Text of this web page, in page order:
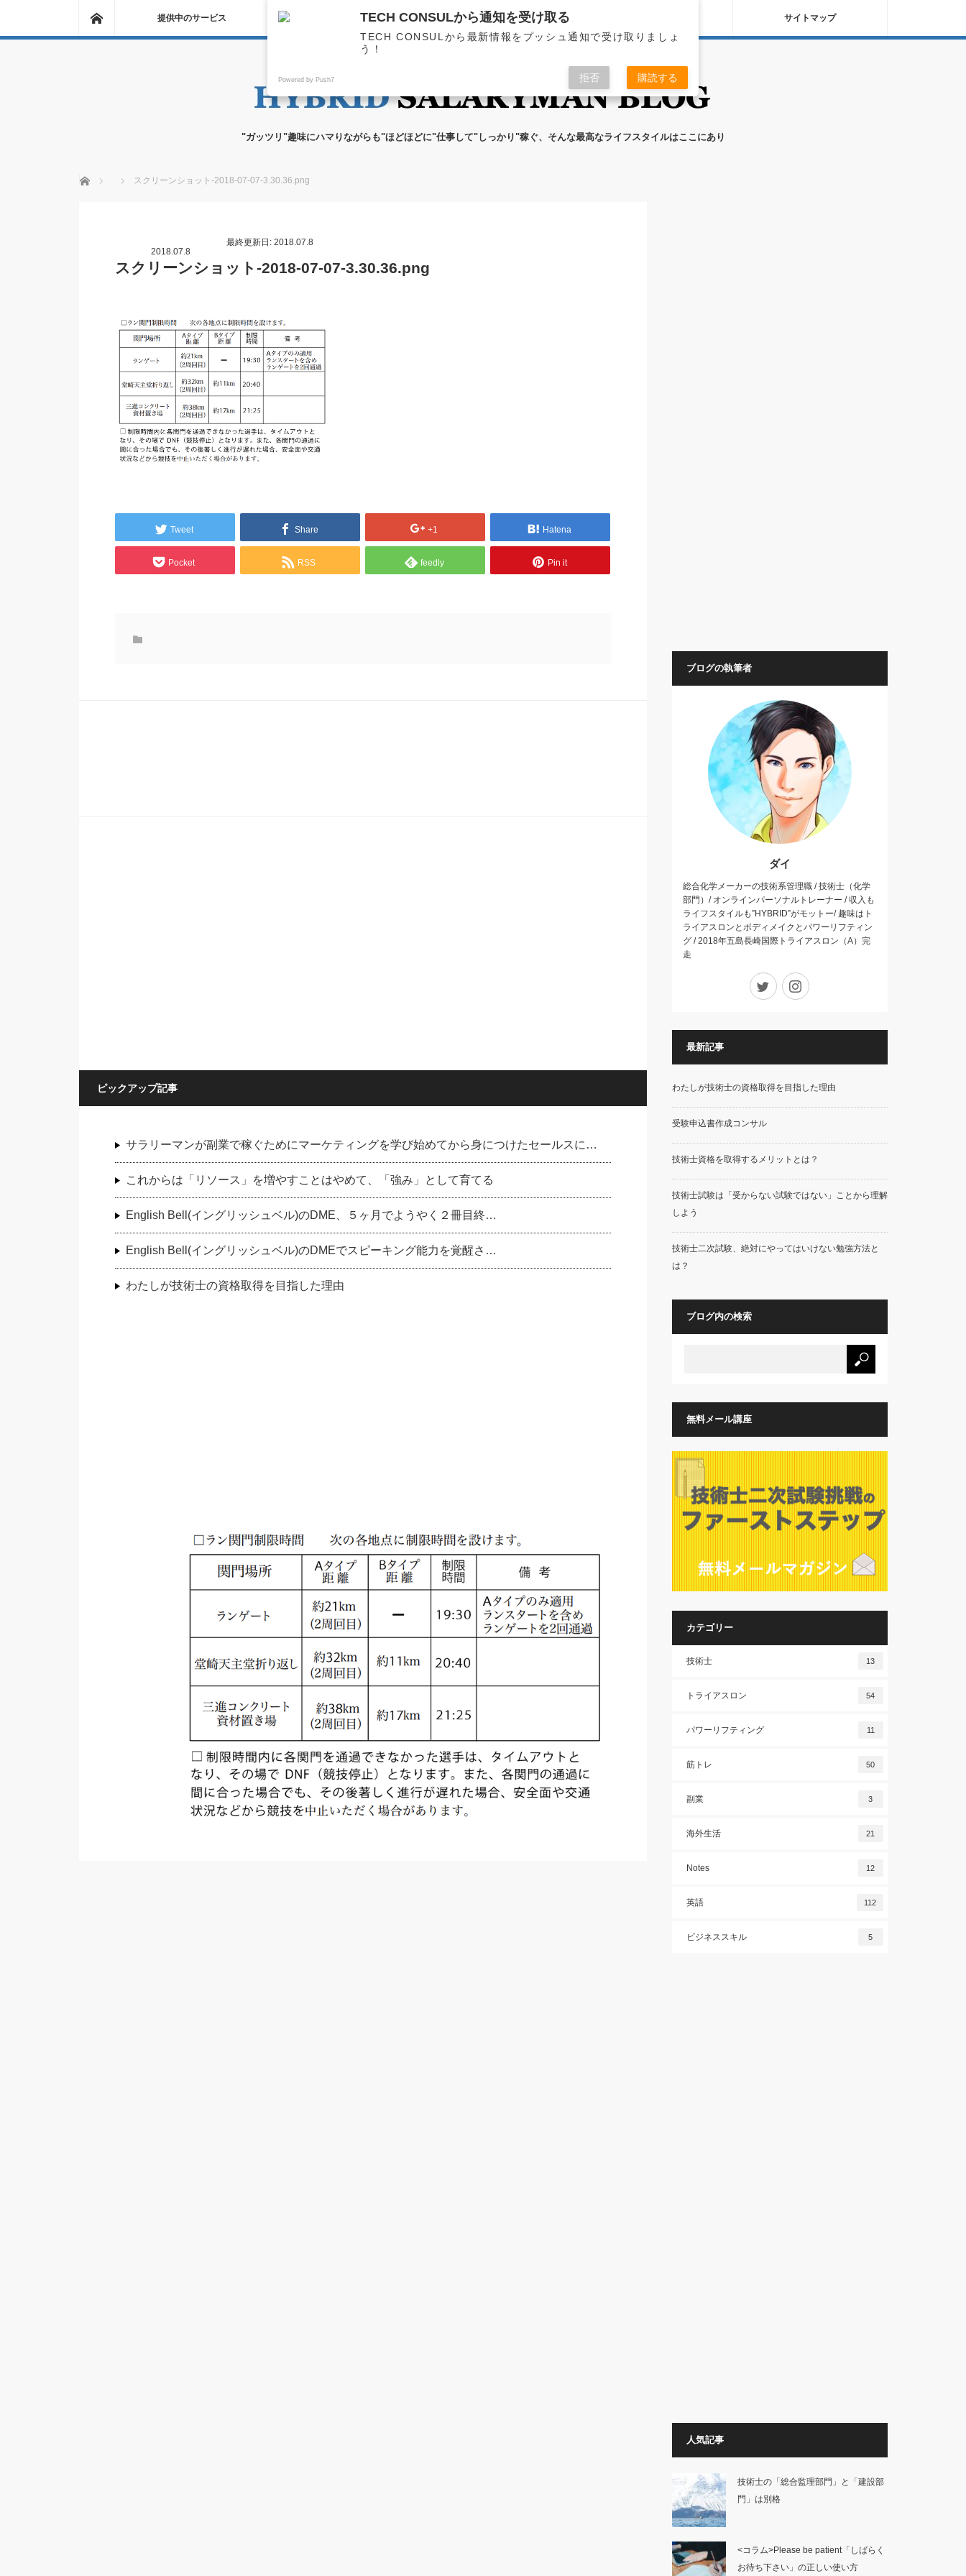
提供中のサービス 無料メール講座 ブログの執筆者 サイトマップ
"ガッツリ"趣味にハマりながらも"ほどほどに"仕事して"しっかり"稼ぐ、そんな最高なライフスタイルはここにあり
ホーム スクリーンショット-2018-07-07-3.30.36.png
2018.07.8
最終更新日: 2018.07.8
スクリーンショット-2018-07-07-3.30.36.png
Tweet Share +1 Hatena
Pocket RSS feedly Pin it
ピックアップ記事
サラリーマンが副業で稼ぐためにマーケティングを学び始めてから身につけたセールスに…
これからは「リソース」を増やすことはやめて、「強み」として育てる
English Bell(イングリッシュベル)のDME、５ヶ月でようやく２冊目終…
English Bell(イングリッシュベル)のDMEでスピーキング能力を覚醒さ…
わたしが技術士の資格取得を目指した理由
ブログの執筆者
ダイ
総合化学メーカーの技術系管理職 / 技術士（化学
部門）/ オンラインパーソナルトレーナー / 収入も
ライフスタイルも”HYBRID”がモットー/ 趣味はト
ライアスロンとボディメイクとパワーリフティン
グ / 2018年五島長崎国際トライアスロン（A）完
走
Twitter
最新記事
わたしが技術士の資格取得を目指した理由
受験申込書作成コンサル
技術士資格を取得するメリットとは？
技術士試験は「受からない試験ではない」ことから理解
しよう
技術士二次試験、絶対にやってはいけない勉強方法と
は？
ブログ内の検索
無料メール講座
カテゴリー
技術士 13
トライアスロン 54
パワーリフティング 11
筋トレ 50
副業 3
海外生活 21
Notes 12
英語 112
ビジネススキル 5
人気記事
技術士の「総合監理部門」と「建設部
門」は別格
<コラム>Please be patient「しばらく
お待ち下さい」の正しい使い方
TECH CONSULから通知を受け取る
TECH CONSULから最新情報をプッシュ通知で受け取りましょ
う！
Powered by Push7 拒否 購読する